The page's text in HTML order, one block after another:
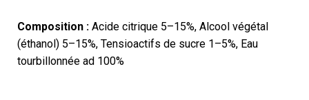
Composition :Acide citrique 5–15%, Alcool végétal
(éthanol) 5–15%, Tensioactifs de sucre 1–5%, Eau
tourbillonnée ad 100%